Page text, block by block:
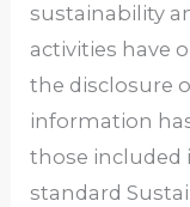
sustainability
activities have
the disclosure
information
those included
standard